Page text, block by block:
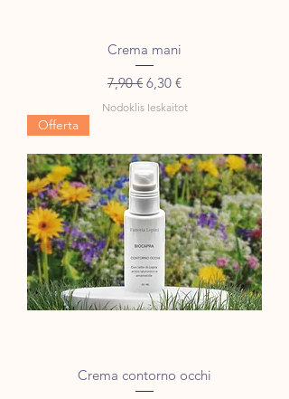
Crema mani
Parastā cena
7,90 € Izpārdošanas cena
6,30 €
Nodoklis Ieskaitot
Offerta
Crema contorno occhi